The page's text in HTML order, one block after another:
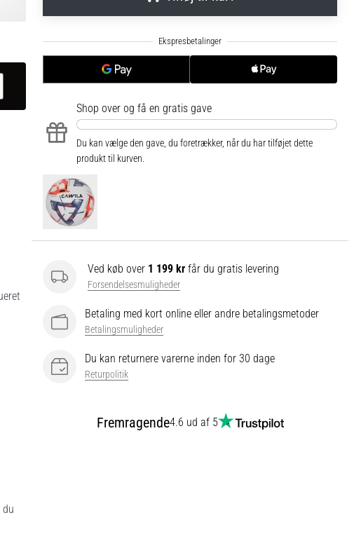
Shop over og få en gratis gave
Du kan vælge den gave, du foretrækker, når du har tilføjet dette
produkt til kurven.
Ved køb over 1 199 kr får du gratis levering
Forsendelsesmuligheder
Betaling med kort online eller andre betalingsmetoder
Betalingsmuligheder
Du kan returnere varerne inden for 30 dage
Returpolitik
Fremragende4.6 ud af 5